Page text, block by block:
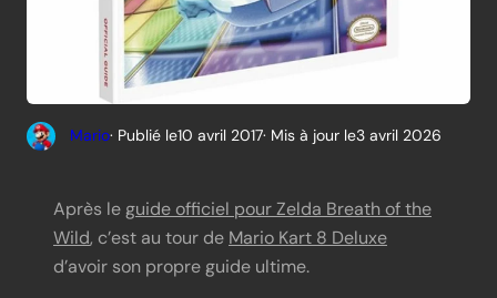
Mario· Publié le10 avril 2017· Mis à jour le3 avril 2026
Après le guide officiel pour Zelda Breath of the
Wild, c’est au tour de Mario Kart 8 Deluxe
d’avoir son propre guide ultime.